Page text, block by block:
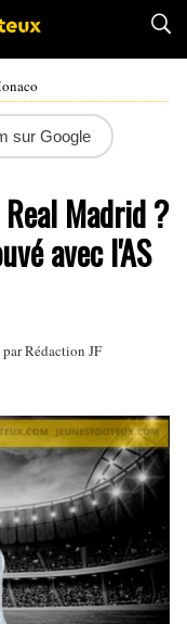
sur Google
Madrid ?
avec l'AS
Rédaction JF